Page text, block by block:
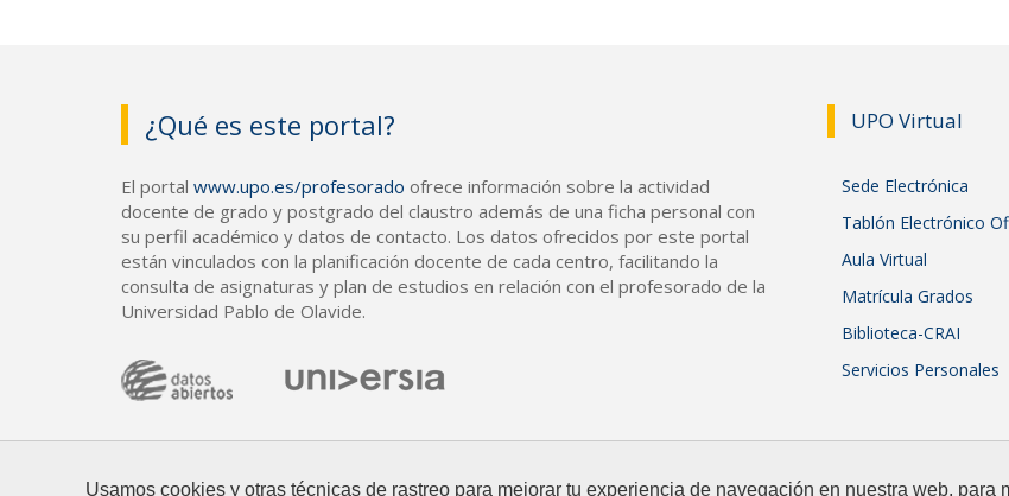
Usamos cookies y otras técnicas de rastreo para mejorar tu experiencia de navegación en nuestra web,
¿Qué es este portal?
El portal www.upo.es/profesorado ofrece información sobre la actividad
docente de grado y postgrado del claustro además de una ficha personal con
su perfil académico y datos de contacto. Los datos ofrecidos por este portal
están vinculados con la planificación docente de cada centro, facilitando la
consulta de asignaturas y plan de estudios en relación con el profesorado de la
Universidad Pablo de Olavide.
UPO Virtual
Sede Electrónica
Tablón Electrónico
Aula Virtual
Matrícula Grados
Biblioteca-CRAI
Servicios Personales